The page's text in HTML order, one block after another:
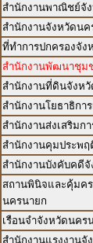
สำนักงานพาณิชย์จั
สำนักงานจังหวัดนค
ที่ทำการปกครองจัง
สำนักงานพัฒนาชุม
สำนักงานที่ดินจังห
สำนักงานโยธาธิกา
สำนักงานส่งเสริมก
สำนักงานคุมประพ
สำนักงานบังคับคดี
สถานพินิจและคุ้มค
นครนายก
เรือนจำจังหวัดนคร
สำนักงานแรงงานจั